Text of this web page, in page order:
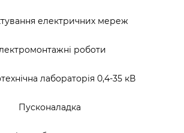
електричних мереж
роботи
лабораторія 0,4-35 кВ
Пусконаладка